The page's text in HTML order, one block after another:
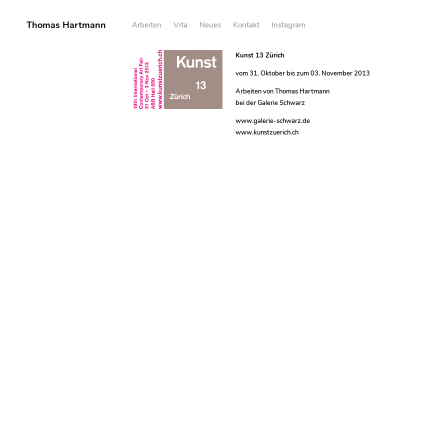
Thomas Hartmann Arbeiten Vita Neues Kontakt Instagram
Kunst 13 Zürich
vom 31. Oktober bis zum 03. November 2013
Arbeiten von Thomas Hartmann
bei der Galerie Schwarz
www.galerie-schwarz.de
www.kunstzuerich.ch